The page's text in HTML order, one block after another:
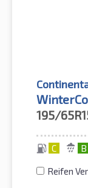
195/
C B
Reifen